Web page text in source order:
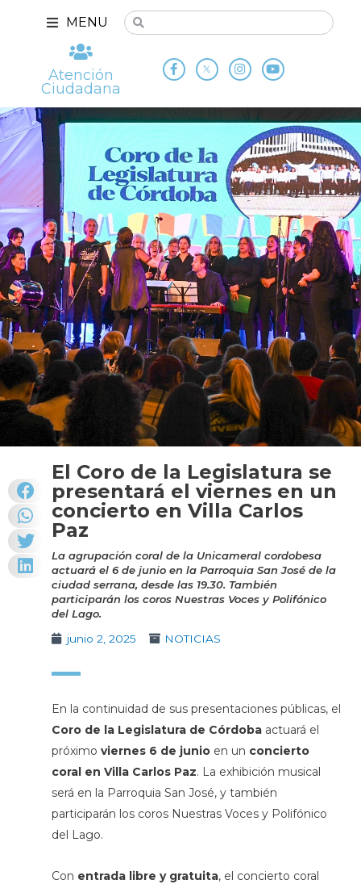
MENU
Atención
Ciudadana
El Coro de la Legislatura se
presentará el viernes en un
concierto en Villa Carlos
Paz
La agrupación coral de la Unicameral cordobesa
actuará el 6 de junio en la Parroquia San José de la
ciudad serrana, desde las 19.30. También
participarán los coros Nuestras Voces y Polifónico
del Lago.
junio 2, 2025
NOTICIAS
En la continuidad de sus presentaciones públicas, el
Coro de la Legislatura de Córdobaactuará el
próximo viernes 6 de junioen un concierto
coral en Villa Carlos Paz. La exhibición musical
será en la Parroquia San José, y también
participarán los coros Nuestras Voces y Polifónico
del Lago.
Con entrada libre y gratuita, el concierto coral